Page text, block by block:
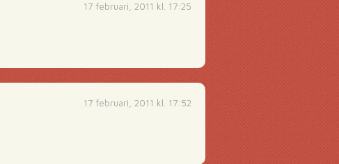
17 februari, 2011 kl. 17:25
17 februari, 2011 kl. 17:52